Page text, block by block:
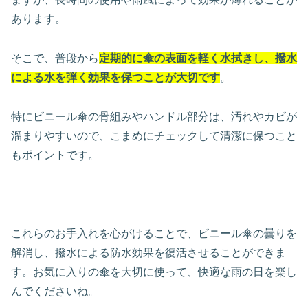
あります。
そこで、普段から定期的に傘の表面を軽く水拭きし、撥水
による水を弾く効果を保つことが大切です。
特にビニール傘の骨組みやハンドル部分は、汚れやカビが
溜まりやすいので、こまめにチェックして清潔に保つこと
もポイントです。
これらのお手入れを心がけることで、ビニール傘の曇りを
解消し、撥水による防水効果を復活させることができま
す。お気に入りの傘を大切に使って、快適な雨の日を楽し
んでくださいね。